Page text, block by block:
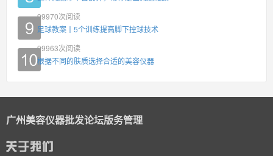
99970次阅读
足球教案丨5个训练提高脚下控球技术
99963次阅读
根据不同的肤质选择合适的美容仪器
广州美容仪器批发论坛版务管理